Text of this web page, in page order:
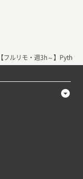
【フルリモ・週3h～】